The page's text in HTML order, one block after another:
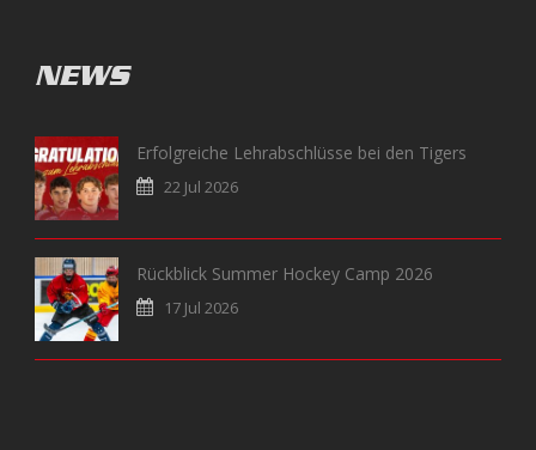
NEWS
Erfolgreiche Lehrabschlüsse bei den Tigers
22 Jul 2026
Rückblick Summer Hockey Camp 2026
17 Jul 2026